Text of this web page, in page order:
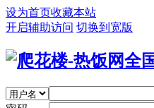
设为首页收藏本站
开启辅助访问 切换到宽版